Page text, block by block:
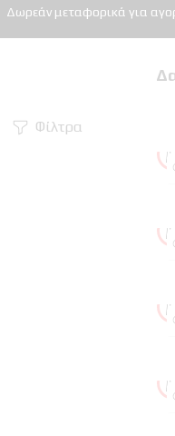
Δωρεάν μεταφορικά για
Φίλτρα